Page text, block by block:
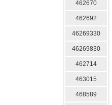
462670
462692
46269330
46269830
462714
463015
468589